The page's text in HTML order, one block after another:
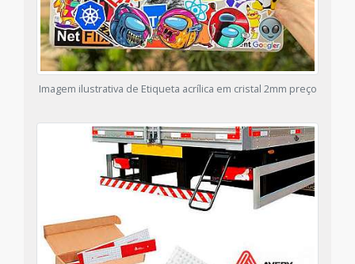
Imagem ilustrativa de Etiqueta acrílica em cristal 2mm preço